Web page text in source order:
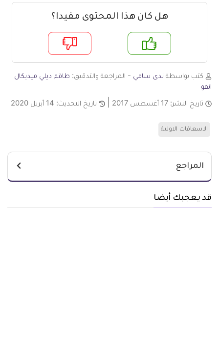
هل كان هذا المحتوى مفيدا؟
لا
كتب بواسطة ندى سامي - المراجعة والتدقيق: طاقم ديلي ميديكال
انفو
تاريخ النشر: 17 أغسطس 2017 تاريخ التحديث: 14 أبريل 2020
الاسعافات الاولية
المراجع
قد يعجبك أيضا